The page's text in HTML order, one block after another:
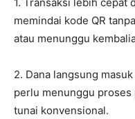
memindai kode QR
atau menunggu
2. Dana langsung
perlu menunggu
tunai konvensional.